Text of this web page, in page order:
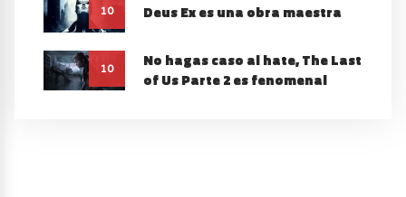
10 Deus Ex es una obra maestra
10
No hagas caso al hate, The Last
of Us Parte 2 es fenomenal